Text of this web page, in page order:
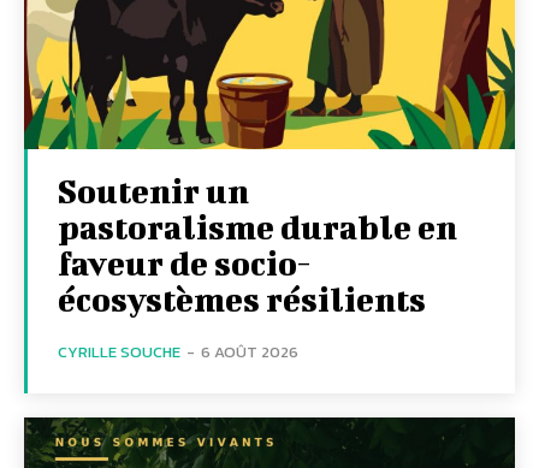
Soutenir un
pastoralisme durable en
faveur de socio-
écosystèmes résilients
CYRILLE SOUCHE - 6 AOÛT 2026